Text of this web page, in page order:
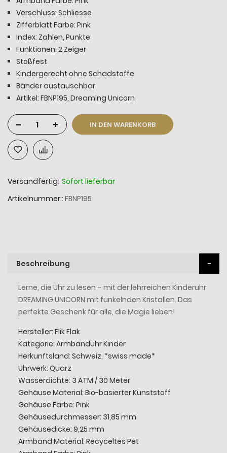
Verschluss: Schliesse
Zifferblatt Farbe: Pink
Index: Zahlen, Punkte
Funktionen: 2 Zeiger
Stoßfest
Kindergerecht ohne Schadstoffe
Bänder austauschbar
Artikel: FBNP195, Dreaming Unicorn
- + IN DEN WARENKORB
Versandfertig: Sofort lieferbar
Artikelnummer: FBNP195
Beschreibung
Lerne, die Uhr zu lesen – mit der lehrreichen Kinderuhr
DREAMING UNICORN mit funkelnden Kristallen. Das
perfekte Geschenk für alle, die Magie lieben!
Hersteller: Flik Flak
Kategorie: Armbanduhr Kinder
Herkunftsland: Schweiz, *swiss made*
Uhrwerk: Quarz
Wasserdichte: 3 ATM / 30 Meter
Gehäuse Material: Bio-basierter Kunststoff
Gehäuse Farbe: Pink
Gehäusedurchmesser: 31,85 mm
Gehäusedicke: 9,25 mm
Armband Material: Recyceltes Pet